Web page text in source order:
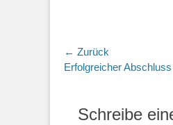
← Zurück
Vorhergehender
Erfolgreicher
Schreibe